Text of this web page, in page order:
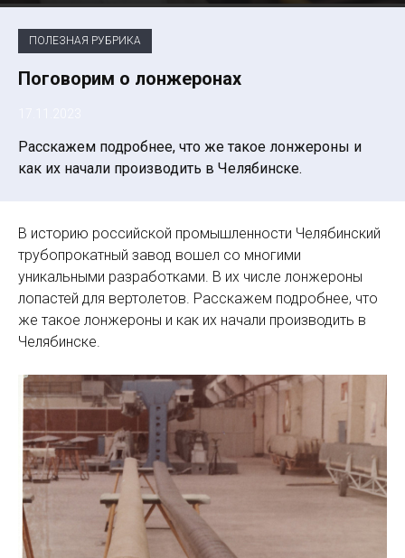
ПОЛЕЗНАЯ РУБРИКА
Поговорим о лонжеронах
Расскажем подробнее, что же такое лонжероны и
как их начали производить в Челябинске.
В историю российской промышленности Челябинский
трубопрокатный завод вошел со многими
уникальными разработками. В их числе лонжероны
лопастей для вертолетов. Расскажем подробнее, что
же такое лонжероны и как их начали производить в
Челябинске.